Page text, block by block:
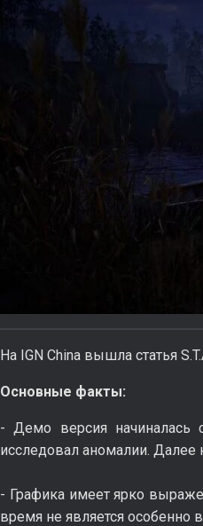
На IGN China вышла статья
Основные факты:
- Демо версия начиналась
исследовал аномалии.
- Графика имеет ярко
время не является